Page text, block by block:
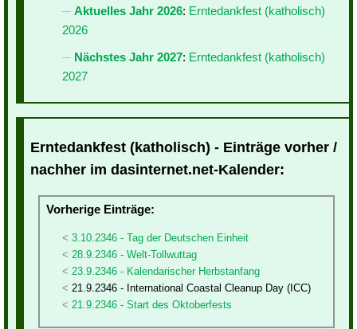
Aktuelles Jahr 2026: Erntedankfest (katholisch)
2026
Nächstes Jahr 2027: Erntedankfest (katholisch)
2027
Erntedankfest (katholisch) - Einträge vorher /
nachher im dasinternet.net-Kalender:
Vorherige Einträge:
3.10.2346 - Tag der Deutschen Einheit
28.9.2346 - Welt-Tollwuttag
23.9.2346 - Kalendarischer Herbstanfang
21.9.2346 - International Coastal Cleanup Day (ICC)
21.9.2346 - Start des Oktoberfests